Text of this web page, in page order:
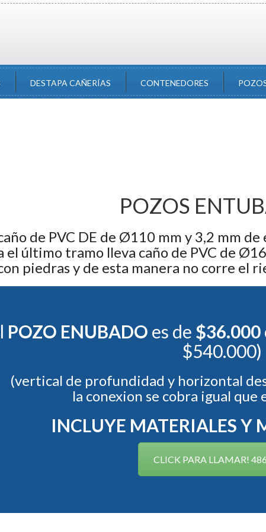
DESTAPA CAÑERÍAS CONTENEDORES
POZOS
de PVC DE de Ø110 mm y 3,2 mm
el último tramo lleva caño de PVC de
piedras y de esta manera no corre el
POZO ENUBADO es de $36.000
$540.000)
(vertical de profundidad y horizontal
la conexion se cobra igual que
INCLUYE MATERIALES Y
CLICK PARA LLAMAR!